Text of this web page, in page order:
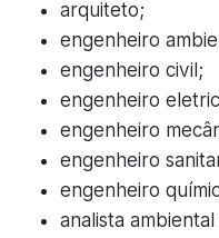
arquiteto;
engenheiro
engenheiro civil;
engenheiro
engenheiro
engenheiro
engenheiro
analista